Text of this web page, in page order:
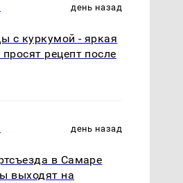
На Урале из казны
миллионов рублей
день назад
с куркумой - яркая
рецепт после
день назад
в Самаре
выходят на